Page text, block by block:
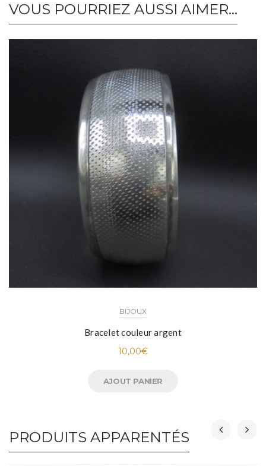
VOUS POURRIEZ AUSSI AIMER…
BIJOUX
Bracelet couleur argent
10,00€
AJOUT PANIER
PRODUITS APPARENTÉS